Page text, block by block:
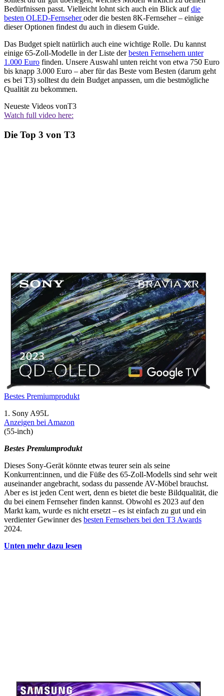
Bedürfnissen passt. Vielleicht lohnt sich auch ein Blick aufdie
besten OLED-Fernseheroder die besten 8K-Fernseher – einige
dieser Optionen findest du auch in diesem Guide.
Das Budget spielt natürlich auch eine wichtige Rolle. Du kannst
einige 65-Zoll-Modelle in der Liste derbesten Fernsehern unter
1.000 Euro finden. Unsere Auswahl unten reicht von etwa 750 Euro
bis knapp 3.000 Euro – aber für das Beste vom Besten (darum geht
es bei T3) solltest du dein Budget anpassen, um die bestmögliche
Qualität zu bekommen.
Neueste Videos vonT3
Watch full video here:
Die Top 3 von T3
Bestes Premiumprodukt
1. Sony A95L
Anzeigen bei Amazon
(55-inch)
Bestes Premiumprodukt
Dieses Sony-Gerät könnte etwas teurer sein als seine
Konkurrent:innen, und die Füße des 65-Zoll-Modells sind sehr weit
auseinander angebracht, sodass du passende AV-Möbel brauchst.
Aber es ist jeden Cent wert, denn es bietet die beste Bildqualität, die
du bei einem Fernseher finden kannst. Obwohl es 2023 auf den
Markt kam, wurde es nicht ersetzt – es ist einfach zu gut und ein
verdienter Gewinner des besten Fernsehers bei den T3 Awards
2024.
Unten mehr dazu lesen